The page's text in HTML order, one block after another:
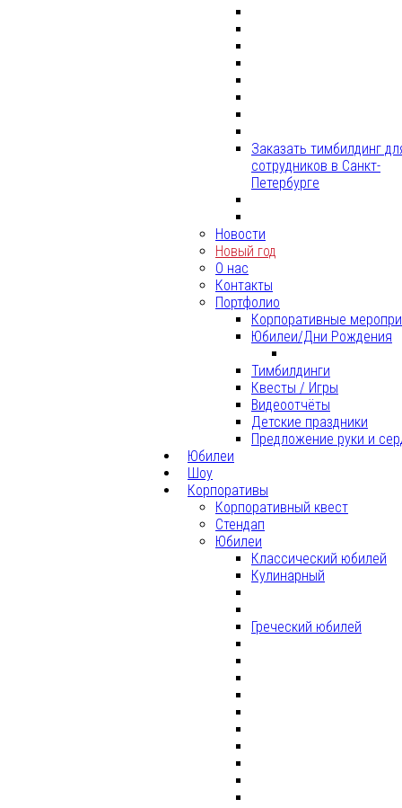
Заказать тимбилдинг
сотрудников в Санкт-
Петербурге
Новости
Новый год
О нас
Контакты
Портфолио
Корпоративные
Юбилеи/Дни Рождения
Тимбилдинги
Квесты / Игры
Видеоотчёты
Детские праздники
Предложение руки и
Юбилеи
Шоу
Корпоративы
Корпоративный квест
Стендап
Юбилеи
Классический юбилей
Кулинарный
Греческий юбилей